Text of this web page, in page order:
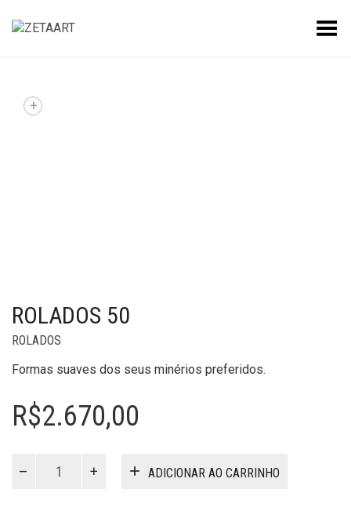
Alternar Menu
+
ROLADOS 50
ROLADOS
Formas suaves dos seus minérios preferidos.
R$2.670,00
ADICIONAR AO CARRINHO